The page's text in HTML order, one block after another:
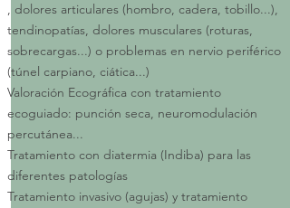
, dolores articulares (hombro, cadera, tobillo...),
tendinopatías, dolores musculares (roturas,
sobrecargas...) o problemas en nervio periférico
(túnel carpiano, ciática...)
Valoración Ecográfica con tratamiento
ecoguiado: punción seca, neuromodulación
percutánea...
Tratamiento con diatermia (Indiba) para las
diferentes patologías
Tratamiento invasivo (agujas) y tratamiento